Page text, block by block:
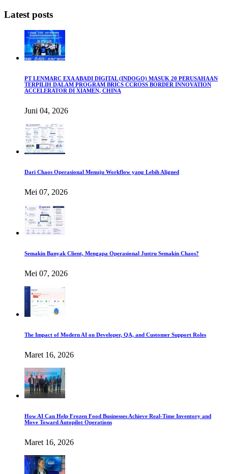
Latest posts
PT LENMARC EXA ABADI DIGITAL (INDOGO) MASUK 20 PERUSAHAAN
TERPILIH DALAM PROGRAM BRICS CCROSS BORDER INNOVATION
ACCELERATOR DI XIAMEN, CHINA
Juni 04, 2026
Dari Chaos Operasional Menuju Workflow yang Lebih Aligned
Mei 07, 2026
Semakin Banyak Client, Mengapa Operasional Justru Semakin Chaos?
Mei 07, 2026
The Impact of Modern AI on Developer, QA, and Customer Support Roles
Maret 16, 2026
How AI Can Help Frozen Food Businesses Achieve Real-Time Inventory and
Move Toward Autopilot Operations
Maret 16, 2026